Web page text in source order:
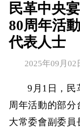
民革中央
80周年活
代表人士
2025年09月02
9月1日，民
周年活動的部分
大常委會副委員